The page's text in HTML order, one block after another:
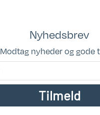
Nyhedsbrev
Modtag nyheder og gode
Tilmeld